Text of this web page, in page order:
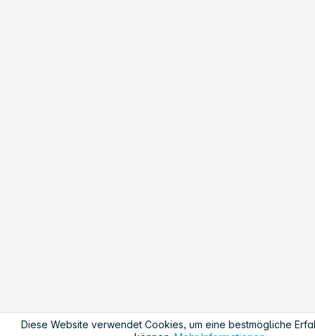
Diese Website verwendet Cookies, um eine bestmögliche